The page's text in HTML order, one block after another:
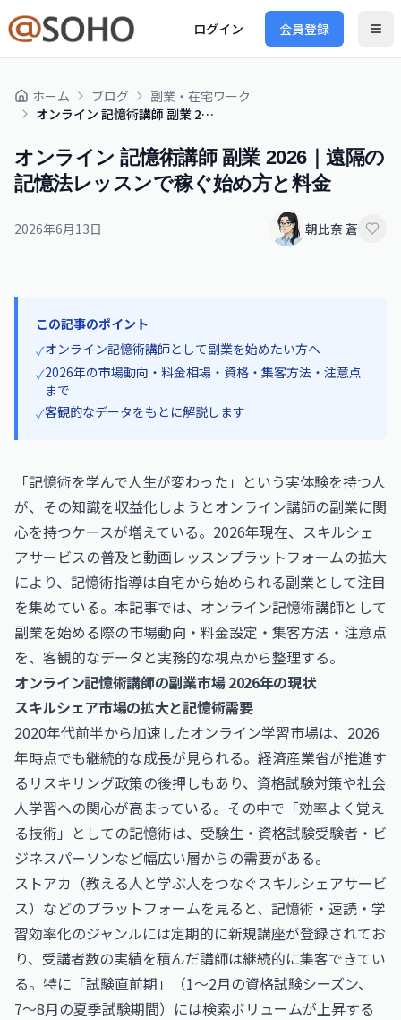
ログイン 会員登録
ホーム ブログ
副業・在宅ワーク
オンライン 記憶術講師 副業 2026｜遠隔の記憶法レッスンで稼ぐ始め方と料金
オンライン 記憶術講師 副業 2026｜遠隔の
記憶法レッスンで稼ぐ始め方と料金
2026年6月13日 朝比奈 蒼
この記事のポイント
✓オンライン記憶術講師として副業を始めたい方へ
✓2026年の市場動向・料金相場・資格・集客方法・注意点
まで
✓客観的なデータをもとに解説します
「記憶術を学んで人生が変わった」という実体験を持つ人
が、その知識を収益化しようとオンライン講師の副業に関
心を持つケースが増えている。2026年現在、スキルシェ
アサービスの普及と動画レッスンプラットフォームの拡大
により、記憶術指導は自宅から始められる副業として注目
を集めている。本記事では、オンライン記憶術講師として
副業を始める際の市場動向・料金設定・集客方法・注意点
を、客観的なデータと実務的な視点から整理する。
オンライン記憶術講師の副業市場 2026年の現状
スキルシェア市場の拡大と記憶術需要
2020年代前半から加速したオンライン学習市場は、2026
年時点でも継続的な成長が見られる。経済産業省が推進す
るリスキリング政策の後押しもあり、資格試験対策や社会
人学習への関心が高まっている。その中で「効率よく覚え
る技術」としての記憶術は、受験生・資格試験受験者・ビ
ジネスパーソンなど幅広い層からの需要がある。
ストアカ（教える人と学ぶ人をつなぐスキルシェアサービ
ス）などのプラットフォームを見ると、記憶術・速読・学
習効率化のジャンルには定期的に新規講座が登録されてお
り、受講者数の実績を積んだ講師は継続的に集客できてい
る。特に「試験直前期」（1〜2月の資格試験シーズン、
7〜8月の夏季試験期間）には検索ボリュームが上昇する